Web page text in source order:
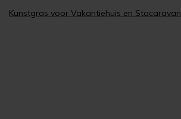
Kunstgras voor Vakantiehuis en Stacaravan